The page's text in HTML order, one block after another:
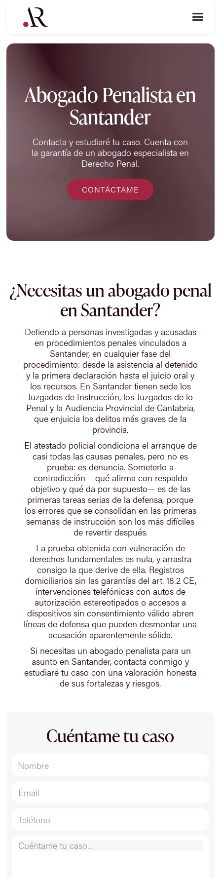
Abogado Penalista en
Santander
Contacta y estudiaré tu caso. Cuenta con
la garantía de un abogado especialista en
Derecho Penal.
CONTÁCTAME
¿Necesitas un abogado penal
en Santander?
Defiendo a personas investigadas y acusadas
en procedimientos penales vinculados a
Santander, en cualquier fase del
procedimiento: desde la asistencia al detenido
y la primera declaración hasta el juicio oral y
los recursos. En Santander tienen sede los
Juzgados de Instrucción, los Juzgados de lo
Penal y la Audiencia Provincial de Cantabria,
que enjuicia los delitos más graves de la
provincia.
El atestado policial condiciona el arranque de
casi todas las causas penales, pero no es
prueba: es denuncia. Someterlo a
contradicción —qué afirma con respaldo
objetivo y qué da por supuesto— es de las
primeras tareas serias de la defensa, porque
los errores que se consolidan en las primeras
semanas de instrucción son los más difíciles
de revertir después.
La prueba obtenida con vulneración de
derechos fundamentales es nula, y arrastra
consigo la que derive de ella. Registros
domiciliarios sin las garantías del art. 18.2 CE,
intervenciones telefónicas con autos de
autorización estereotipados o accesos a
dispositivos sin consentimiento válido abren
líneas de defensa que pueden desmontar una
acusación aparentemente sólida.
Si necesitas un abogado penalista para un
asunto en Santander, contacta conmigo y
estudiaré tu caso con una valoración honesta
de sus fortalezas y riesgos.
Cuéntame tu caso